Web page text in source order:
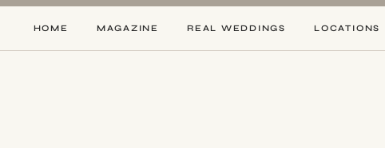
Skip
content
HOME MAGAZINE REAL WEDDINGS LOCATIONS